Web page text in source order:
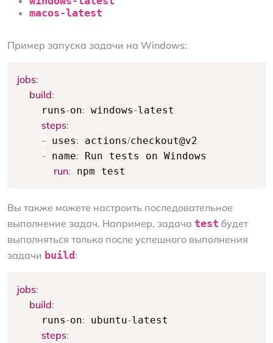
macos-latest
Пример запуска задачи на Windows:
jobs:
build:
    runs
-on: windows-latest
steps:
- uses: actions/checkout@v2
- name: Run tests on Windows
run: npm test
Вы также можете настроить последовательное
выполнение задач. Например, задача test будет
выполняться только после успешного выполнения
задачи build:
jobs:
build:
    runs
-on: ubuntu-latest
steps: